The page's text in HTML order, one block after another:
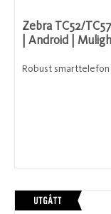
Zebra TC52/
| Android |
Robust smarttelefon